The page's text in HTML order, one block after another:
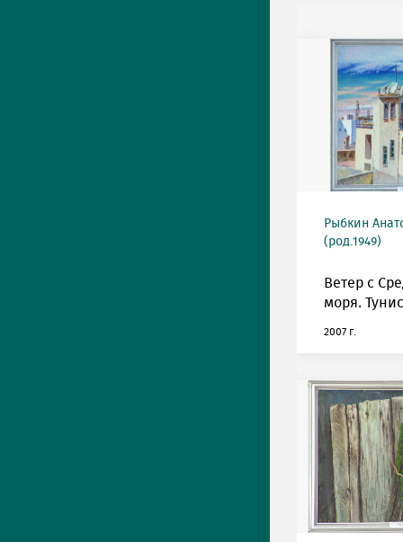
Рыбкин
(род.1949)
Ветер с
моря.
2007 г.